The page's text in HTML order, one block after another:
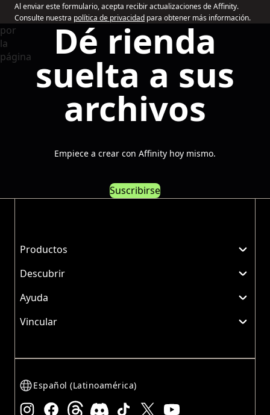
Al enviar este formulario, acepta recibir actualizaciones de Affinity.
Consulte nuestra política de privacidad para obtener más información.
Dé rienda
suelta a sus
archivos
Empiece a crear con Affinity hoy mismo.
Suscribirse
Productos
Descubrir
Ayuda
Vincular
Español (Latinoamérica)
Instagram Facebook Threads Discord TikTok